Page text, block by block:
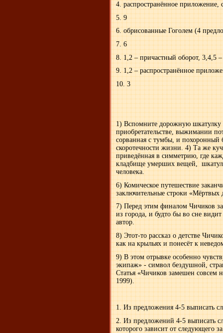
4. распространённое приложение,
5. 9
6. обрисованные Гоголем (4
7. 6
8. 1,2 – причастный оборот, 3,4,5
9. 1,2 – распространённое
10. 3
1) Вспомните дорожную
приобретательстве, выжимании
сорванная с тумбы, и похоронный
скоротечности жизни. 4) Та же
приведённая в симметрию, где
кладбище умерших вещей,
человека.
6) Комическое путешествие
заключительные строки «Мёртвых
7) Перед этим финалом Чичиков
из города, и будто бы во сне видит
автор.
8) Этот-то рассказ о детстве
как на крыльях и понесёт к
9) В этом отрывке особенно
экипаж» - символ бездушной,
Статья «Чичиков замешен
1999).
1. Из предложения 4-5 выписать
2. Из предложений 4-5 выписать
которого зависит от следующего